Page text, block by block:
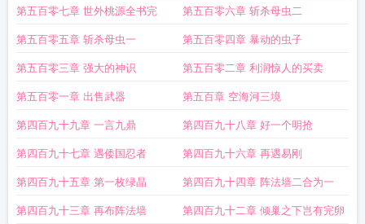
风水师都市之阵法科技都市阵法师全文阅读法师在都市都市阵法师类似推
第五百零七章 世外桃源全书完 第五百零六章 斩杀母虫二
第五百零五章 斩杀母虫一 第五百零四章 暴动的虫子
第五百零三章 强大的神识 第五百零二章 利润惊人的买卖
第五百零一章 出售武器 第五百章 空海河三境
第四百九十九章 一言九鼎 第四百九十八章 好一个明抢
第四百九十七章 遇倭国忍者 第四百九十六章 再遇易刚
第四百九十五章 第一枚绿晶 第四百九十四章 阵法墙二合为一
第四百九十三章 再布阵法墙 第四百九十二章 倾巢之下岂有完卵